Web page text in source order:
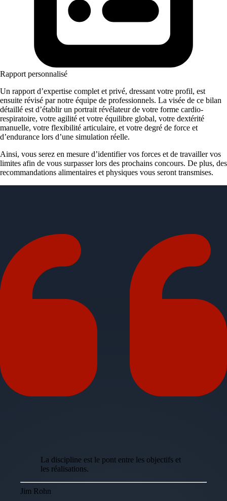
Rapport personnalisé
Un rapport d’expertise complet et privé, dressant votre profil, est
ensuite révisé par notre équipe de professionnels. La visée de ce bilan
détaillé est d’établir un portrait révélateur de votre forme cardio-
respiratoire, votre agilité et votre équilibre global, votre dextérité
manuelle, votre flexibilité articulaire, et votre degré de force et
d’endurance lors d’une simulation réelle.
Ainsi, vous serez en mesure d’identifier vos forces et de travailler vos
limites afin de vous surpasser lors des prochains concours. De plus, des
recommandations alimentaires et physiques vous seront transmises.
La discipline est le pont entre les objectifs et
les réalisations.
Jim Rohn